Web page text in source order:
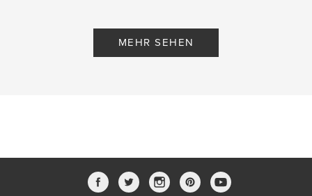
MEHR SEHEN